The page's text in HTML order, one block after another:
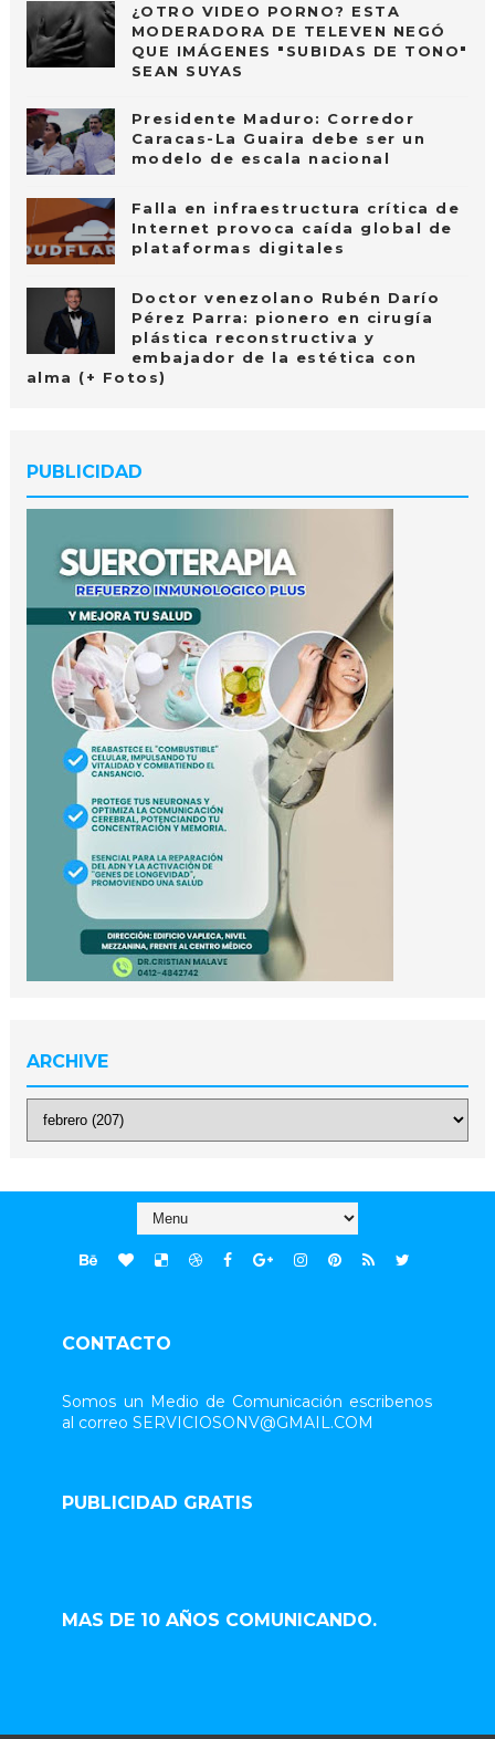
¿OTRO VIDEO PORNO? ESTA
MODERADORA DE TELEVEN NEGÓ
QUE IMÁGENES "SUBIDAS DE TONO"
SEAN SUYAS
Presidente Maduro: Corredor
Caracas-La Guaira debe ser un
modelo de escala nacional
Falla en infraestructura crítica de
Internet provoca caída global de
plataformas digitales
Doctor venezolano Rubén Darío
Pérez Parra: pionero en cirugía
plástica reconstructiva y
embajador de la estética con
alma (+ Fotos)
PUBLICIDAD
ARCHIVE
CONTACTO
Somos un Medio de Comunicación escribenos
al correo SERVICIOSONV@GMAIL.COM
PUBLICIDAD GRATIS
MAS DE 10 AÑOS COMUNICANDO.